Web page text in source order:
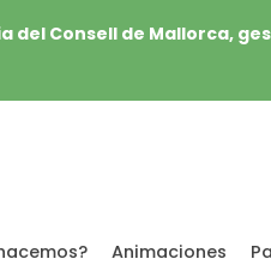
Consell de Mallorca,
Animaciones